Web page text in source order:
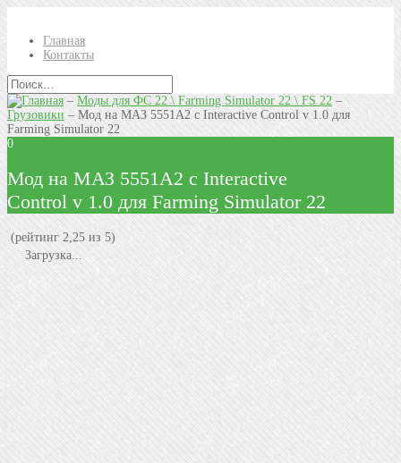
Главная
Контакты
–Моды для ФС 22 \ Farming Simulator 22 \ FS 22–
Грузовики – Мод на МАЗ 5551А2 с Interactive Control v 1.0 для
Farming Simulator 22
0
Мод на МАЗ 5551А2 с Interactive
Control v 1.0 для Farming Simulator 22
(рейтинг 2,25 из 5)
Загрузка...